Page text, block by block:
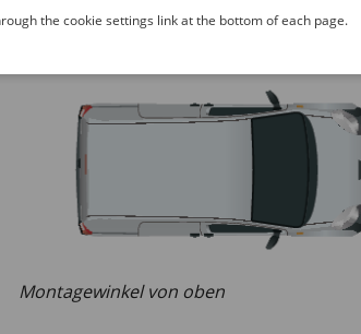
Montagewinkel von oben
the cookie settings link at the bottom of each page.